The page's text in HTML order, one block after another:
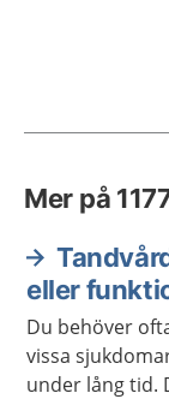
Mer på
eller
Du behöver
vissa
under lång tid.